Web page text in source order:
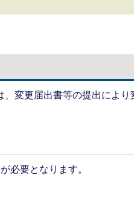
変更届出書等の提出により
必要となります。